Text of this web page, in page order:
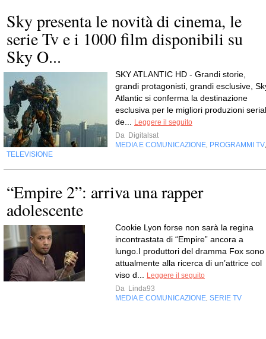
Sky presenta le novità di cinema, le
serie Tv e i 1000 film disponibili su
Sky O...
SKY ATLANTIC HD - Grandi storie,
grandi protagonisti, grandi esclusive,
Atlantic si conferma la destinazione
esclusiva per le migliori produzioni
de...
Leggere il seguito
Da Digitalsat
MEDIA E COMUNICAZIONE PROGRAMMI TV
TELEVISIONE
“Empire 2”: arriva una rapper
adolescente
Cookie Lyon forse non sarà la regina
incontrastata di “Empire” ancora a
lungo.I produttori del dramma Fox sono
attualmente alla ricerca di un’attrice col
viso d...
Leggere il seguito
Da Linda93
MEDIA E COMUNICAZIONE SERIE TV